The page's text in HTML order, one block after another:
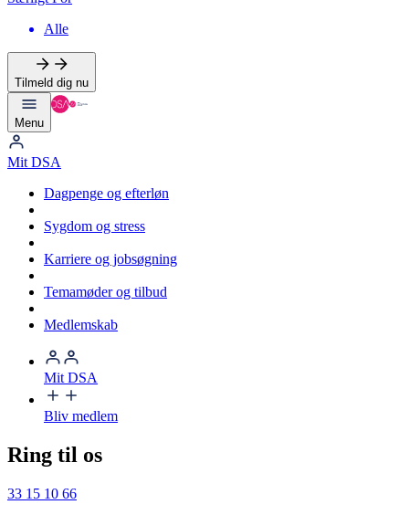
Alle
Tilmeld dig nu
Menu
Mit DSA
Dagpenge og efterløn
Sygdom og stress
Karriere og jobsøgning
Temamøder og tilbud
Medlemskab
Mit DSA
Bliv medlem
Ring til os
33 15 10 66